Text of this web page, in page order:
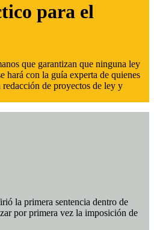
para el
que garantizan que ninguna ley
hará con la guía experta de quienes
de proyectos de ley y
la primera sentencia dentro de
por primera vez la imposición de